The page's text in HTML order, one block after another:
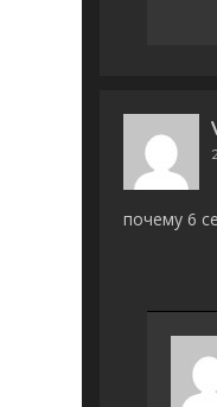
почему 6